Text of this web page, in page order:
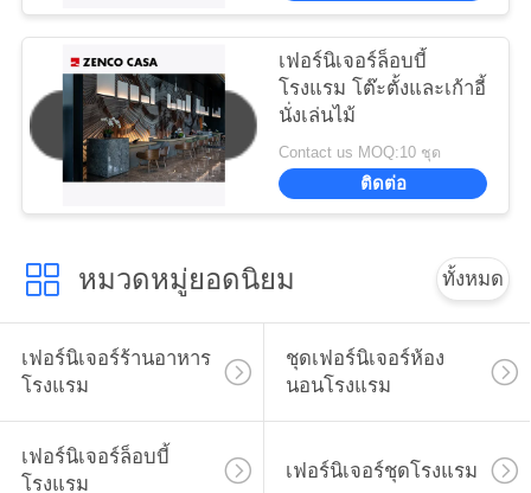
เฟอร์นิเจอร์ล็อบบี้
โรงแรม โต๊ะตั้งและเก้าอี้
นั่งเล่นไม้
Contact us MOQ:10 ชุด
ติดต่อ
หมวดหมู่ยอดนิยม ทั้งหมด
เฟอร์นิเจอร์ร้านอาหาร
โรงแรม
ชุดเฟอร์นิเจอร์ห้อง
นอนโรงแรม
เฟอร์นิเจอร์ล็อบบี้
โรงแรม
เฟอร์นิเจอร์ชุดโรงแรม